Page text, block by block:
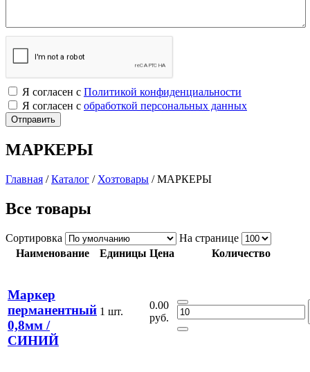
Я согласен с Политикой конфиденциальности
Я согласен с обработкой персональных данных
МАРКЕРЫ
Главная /Каталог / Хозтовары /МАРКЕРЫ
Все товары
Сортировка
На странице
Наименование
Единицы Цена Количество
Маркер
перманентный
0,8мм /
СИНИЙ
1 шт.
0.00
руб.